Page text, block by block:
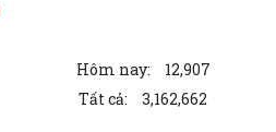
của Ủy ban...
UBND phường Kiến An và Công đoàn
Hôm nay:
12,907
Tất cả: 3,162,662